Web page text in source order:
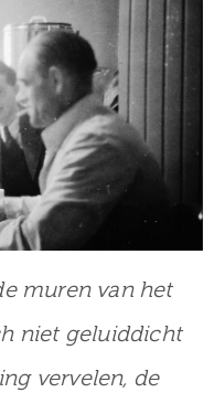
muren van het
niet geluiddicht
vervelen, de